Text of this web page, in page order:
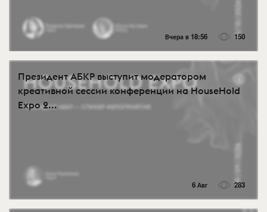
Вчера в 18:56 150
Президент АБКР выступит модератором
креативной сессии конференции на HouseHold
Expo 2...
6 Авг 283